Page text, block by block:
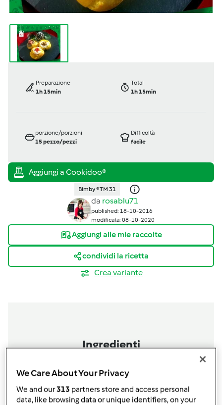
Preparazione
1h 15min
Total
1h 15min
porzione/porzioni
15pezzo/pezzi
Difficoltà
facile
Bimby ® TM 31
da rosablu71
published: 18-10-2016
modificata: 08-10-2020
Aggiungi alle mie raccolte
condividi la ricetta
Crea variante
Ingredienti
(Natale )
200grammidi lenticchie gia lessate (io ho preso
We Care About Your Privacy
We and our313 partners store and access personal
data, like browsing data or unique identifiers, on your